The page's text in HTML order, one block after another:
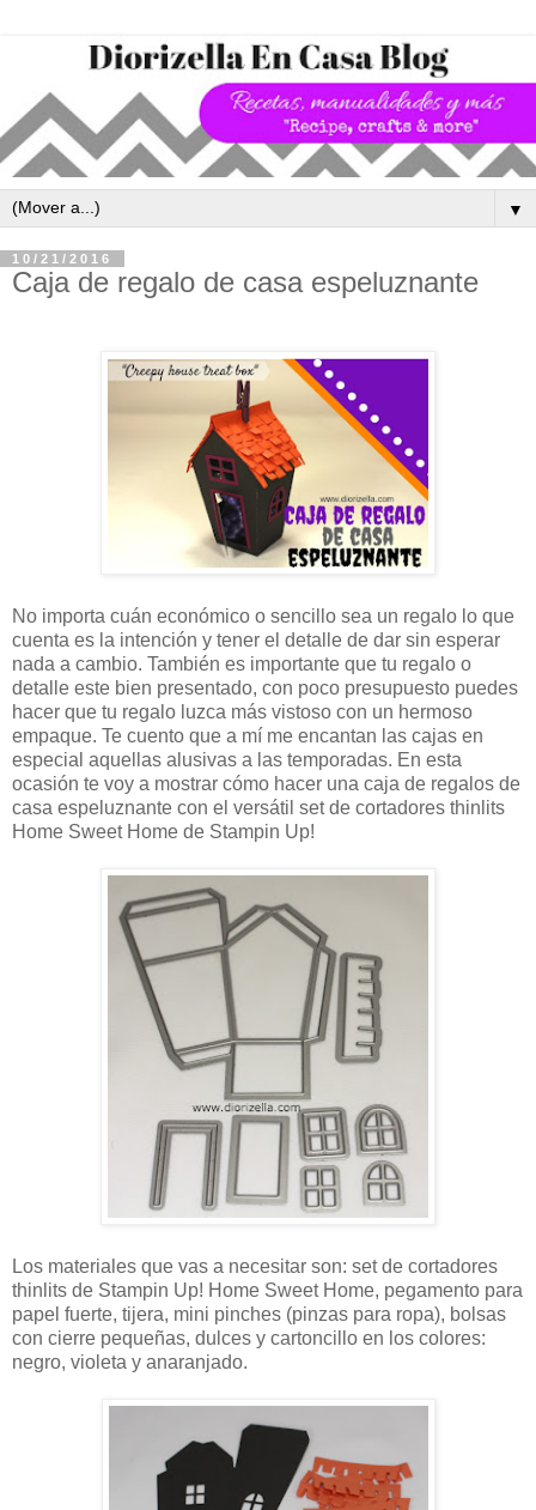
▼
10/21/2016
Caja de regalo de casa espeluznante
No importa cuán económico o sencillo sea un regalo lo que
cuenta es la intención y tener el detalle de dar sin esperar
nada a cambio. También es importante que tu regalo o
detalle este bien presentado, con poco presupuesto puedes
hacer que tu regalo luzca más vistoso con un hermoso
empaque. Te cuento que a mí me encantan las cajas en
especial aquellas alusivas a las temporadas. En esta
ocasión te voy a mostrar cómo hacer una caja de regalos de
casa espeluznante con el versátil set de cortadores thinlits
Home Sweet Home de Stampin Up!
Los materiales que vas a necesitar son: set de cortadores
thinlits de Stampin Up! Home Sweet Home, pegamento para
papel fuerte, tijera, mini pinches (pinzas para ropa), bolsas
con cierre pequeñas, dulces y cartoncillo en los colores:
negro, violeta y anaranjado.